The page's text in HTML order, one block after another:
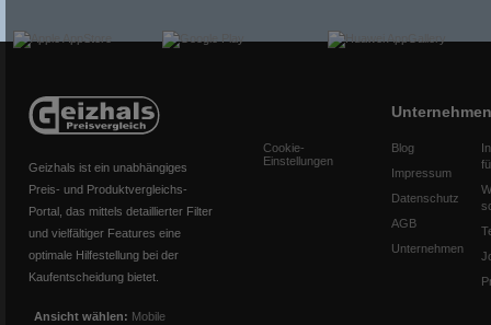
Geizhals ist ein unabhängiges
Preis- und Produktvergleichs-
Portal, das mittels detaillierter Filter
und vielfältiger Features eine
optimale Hilfestellung bei der
Kaufentscheidung bietet.
Ansicht wählen: Mobile
Cookie-
Einstellungen
Unternehmen
Blog
Impressum
Datenschutz
AGB
Unternehmen